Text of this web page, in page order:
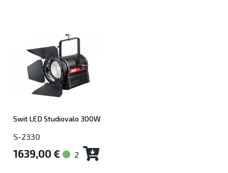
Swit LED Studiovalo 300W
S-2330
1639,00 € 2